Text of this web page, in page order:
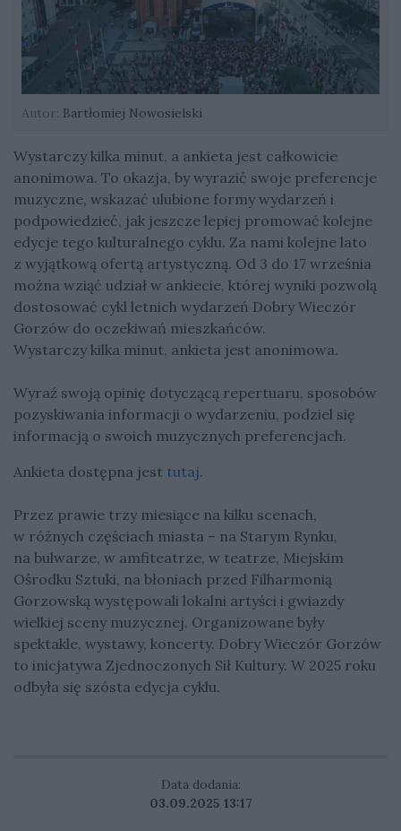
Autor: Bartłomiej Nowosielski
Wystarczy kilka minut, a ankieta jest całkowicie
anonimowa. To okazja, by wyrazić swoje preferencje
muzyczne, wskazać ulubione formy wydarzeń i
podpowiedzieć, jak jeszcze lepiej promować kolejne
edycje tego kulturalnego cyklu. Za nami kolejne lato
z wyjątkową ofertą artystyczną. Od 3 do 17 września
można wziąć udział w ankiecie, której wyniki pozwolą
dostosować cykl letnich wydarzeń Dobry Wieczór
Gorzów do oczekiwań mieszkańców.
Wystarczy kilka minut, ankieta jest anonimowa.
Wyraź swoją opinię dotyczącą repertuaru, sposobów
pozyskiwania informacji o wydarzeniu, podziel się
informacją o swoich muzycznych preferencjach.
Ankieta dostępna jest tutaj.
Przez prawie trzy miesiące na kilku scenach,
w różnych częściach miasta – na Starym Rynku,
na bulwarze, w amfiteatrze, w teatrze, Miejskim
Ośrodku Sztuki, na błoniach przed Filharmonią
Gorzowską występowali lokalni artyści i gwiazdy
wielkiej sceny muzycznej. Organizowane były
spektakle, wystawy, koncerty. Dobry Wieczór Gorzów
to inicjatywa Zjednoczonych Sił Kultury. W 2025 roku
odbyła się szósta edycja cyklu.
Data dodania:
03.09.2025 13:17